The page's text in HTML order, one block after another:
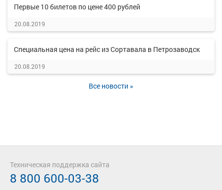
Первые 10 билетов по цене 400 рублей
20.08.2019
Специальная цена на рейс из Сортавала в Петрозаводск
20.08.2019
Все новости »
Техническая поддержка сайта
8 800 600-03-38